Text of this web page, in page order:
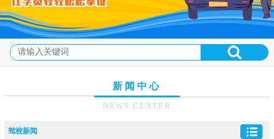
新闻中心
NEWS CENTER
驾校新闻